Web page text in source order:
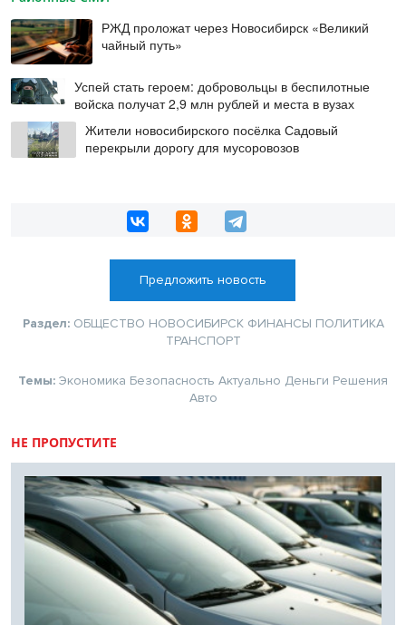
РЖД проложат через Новосибирск «Великий
чайный путь»
Успей стать героем: добровольцы в беспилотные
войска получат 2,9 млн рублей и места в вузах
Жители новосибирского посёлка Садовый
перекрыли дорогу для мусоровозов
Предложить новость
Раздел: ОБЩЕСТВО НОВОСИБИРСК ФИНАНСЫ ПОЛИТИКА
ТРАНСПОРТ
Темы: Экономика Безопасность Актуально Деньги Решения
Авто
НЕ ПРОПУСТИТЕ